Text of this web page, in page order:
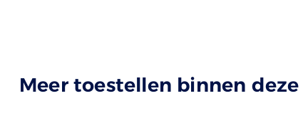
Meer toestellen binnen